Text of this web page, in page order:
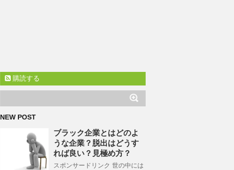
購読する
NEW POST
ブラック企業とはどのよ
うな企業？脱出はどうす
れば良い？見極め方？
スポンサードリンク 世の中には